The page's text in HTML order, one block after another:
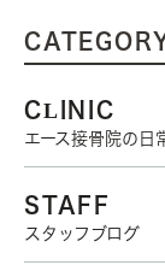
CLINIC
エース接骨院の日
STAFF
スタッフブログ